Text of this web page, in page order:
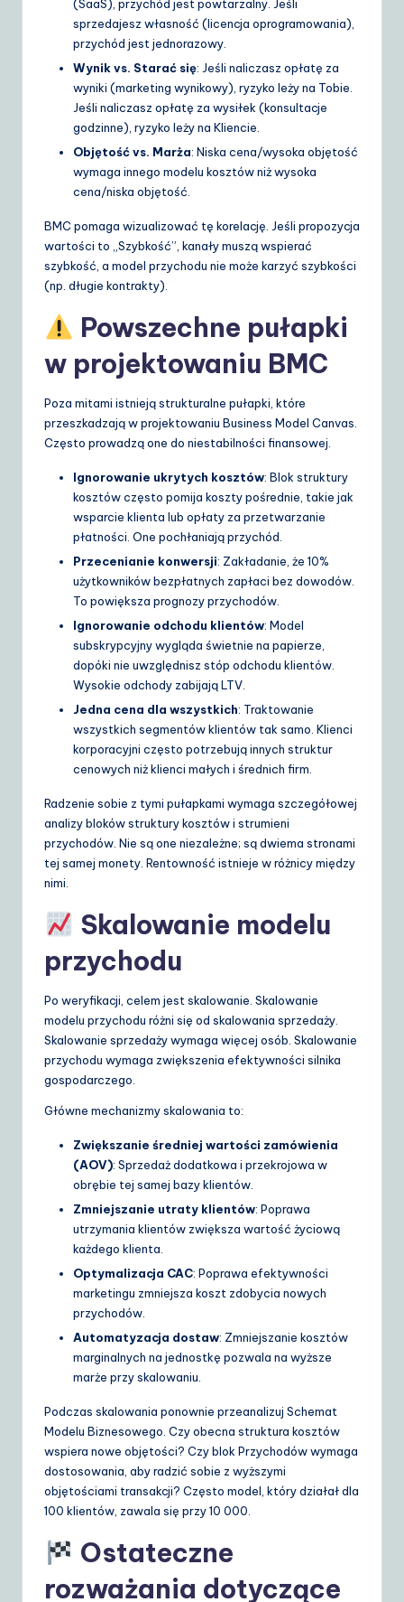
(SaaS), przychód jest powtarzalny. Jeśli
sprzedajesz własność (licencja oprogramowania),
przychód jest jednorazowy.
Wynik vs. Starać się: Jeśli naliczasz opłatę za
wyniki (marketing wynikowy), ryzyko leży na Tobie.
Jeśli naliczasz opłatę za wysiłek (konsultacje
godzinne), ryzyko leży na Kliencie.
Objętość vs. Marża: Niska cena/wysoka objętość
wymaga innego modelu kosztów niż wysoka
cena/niska objętość.
BMC pomaga wizualizować tę korelację. Jeśli propozycja
wartości to „Szybkość”, kanały muszą wspierać
szybkość, a model przychodu nie może karzyć szybkości
(np. długie kontrakty).
Powszechne pułapki
w projektowaniu BMC
Poza mitami istnieją strukturalne pułapki, które
przeszkadzają w projektowaniu Business Model Canvas.
Często prowadzą one do niestabilności finansowej.
Ignorowanie ukrytych kosztów: Blok struktury
kosztów często pomija koszty pośrednie, takie jak
wsparcie klienta lub opłaty za przetwarzanie
płatności. One pochłaniają przychód.
Przecenianie konwersji: Zakładanie, że 10%
użytkowników bezpłatnych zapłaci bez dowodów.
To powiększa prognozy przychodów.
Ignorowanie odchodu klientów: Model
subskrypcyjny wygląda świetnie na papierze,
dopóki nie uwzględnisz stóp odchodu klientów.
Wysokie odchody zabijają LTV.
Jedna cena dla wszystkich: Traktowanie
wszystkich segmentów klientów tak samo. Klienci
korporacyjni często potrzebują innych struktur
cenowych niż klienci małych i średnich firm.
Radzenie sobie z tymi pułapkami wymaga szczegółowej
analizy bloków struktury kosztów i strumieni
przychodów. Nie są one niezależne; są dwiema stronami
tej samej monety. Rentowność istnieje w różnicy między
nimi.
Skalowanie modelu
przychodu
Po weryfikacji, celem jest skalowanie. Skalowanie
modelu przychodu różni się od skalowania sprzedaży.
Skalowanie sprzedaży wymaga więcej osób. Skalowanie
przychodu wymaga zwiększenia efektywności silnika
gospodarczego.
Główne mechanizmy skalowania to:
Zwiększanie średniej wartości zamówienia
(AOV): Sprzedaż dodatkowa i przekrojowa w
obrębie tej samej bazy klientów.
Zmniejszanie utraty klientów: Poprawa
utrzymania klientów zwiększa wartość życiową
każdego klienta.
Optymalizacja CAC: Poprawa efektywności
marketingu zmniejsza koszt zdobycia nowych
przychodów.
Automatyzacja dostaw: Zmniejszanie kosztów
marginalnych na jednostkę pozwala na wyższe
marże przy skalowaniu.
Podczas skalowania ponownie przeanalizuj Schemat
Modelu Biznesowego. Czy obecna struktura kosztów
wspiera nowe objętości? Czy blok Przychodów wymaga
dostosowania, aby radzić sobie z wyższymi
objętościami transakcji? Często model, który działał dla
100 klientów, zawala się przy 10 000.
Ostateczne
rozważania dotyczące